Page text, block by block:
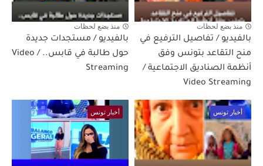
منذ بضع لحظات
بالفيديو / تفاصيل الترفيع في
منح التقاعد بتونس وفق
أنظمة الصناديق الاجتماعية /
Video Streaming
منذ بضع لحظات
بالفيديو / مستجدات جديدة
حول طالبة في قابس.. / Video
Streaming
أخبار تونس أخبار تونس